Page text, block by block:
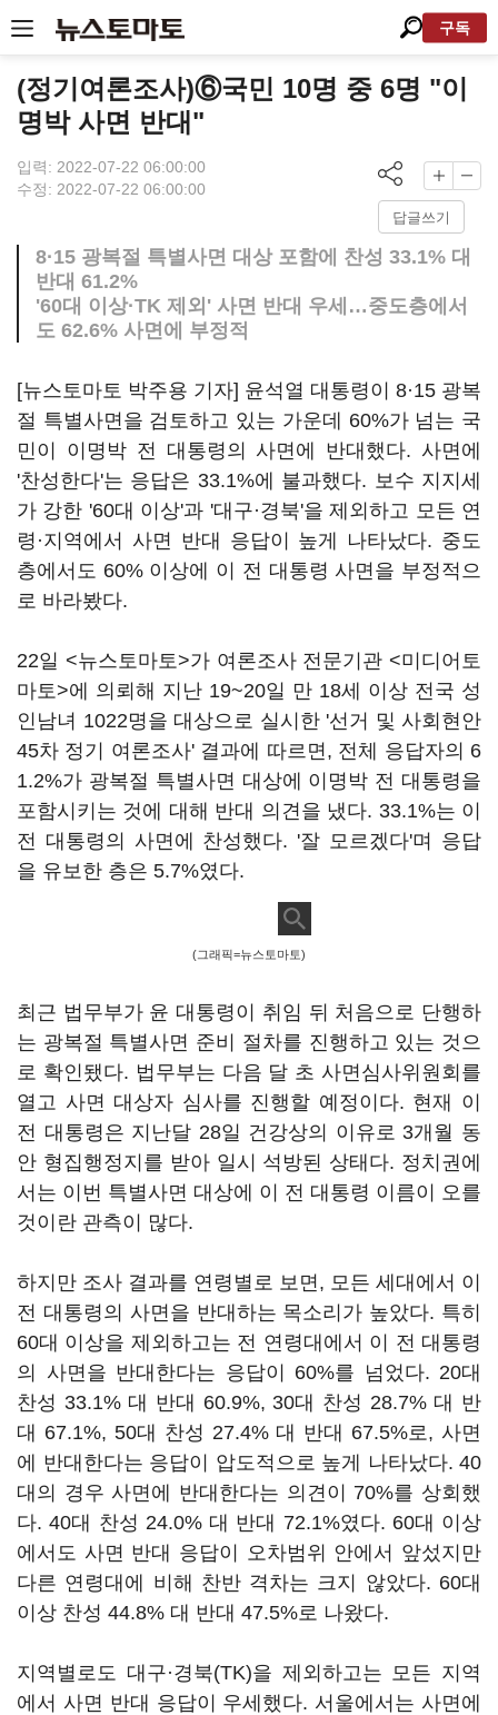
구독
(정기여론조사)⑥국민 10명 중 6명 "이
명박 사면 반대"
입력: 2022-07-22 06:00:00
수정: 2022-07-22 06:00:00
답글쓰기
8·15 광복절 특별사면 대상 포함에 찬성 33.1% 대
반대 61.2%
'60대 이상·TK 제외' 사면 반대 우세…중도층에서
도 62.6% 사면에 부정적
[뉴스토마토 박주용 기자] 윤석열 대통령이 8·15 광복
절 특별사면을 검토하고 있는 가운데 60%가 넘는 국
민이 이명박 전 대통령의 사면에 반대했다. 사면에
'찬성한다'는 응답은 33.1%에 불과했다. 보수 지지세
가 강한 '60대 이상'과 '대구·경북'을 제외하고 모든 연
령·지역에서 사면 반대 응답이 높게 나타났다. 중도
층에서도 60% 이상에 이 전 대통령 사면을 부정적으
로 바라봤다.
22일 <뉴스토마토>가 여론조사 전문기관 <미디어토
마토>에 의뢰해 지난 19~20일 만 18세 이상 전국 성
인남녀 1022명을 대상으로 실시한 '선거 및 사회현안
45차 정기 여론조사' 결과에 따르면, 전체 응답자의 6
1.2%가 광복절 특별사면 대상에 이명박 전 대통령을
포함시키는 것에 대해 반대 의견을 냈다. 33.1%는 이
전 대통령의 사면에 찬성했다. '잘 모르겠다'며 응답
을 유보한 층은 5.7%였다.
(그래픽=뉴스토마토)
최근 법무부가 윤 대통령이 취임 뒤 처음으로 단행하
는 광복절 특별사면 준비 절차를 진행하고 있는 것으
로 확인됐다. 법무부는 다음 달 초 사면심사위원회를
열고 사면 대상자 심사를 진행할 예정이다. 현재 이
전 대통령은 지난달 28일 건강상의 이유로 3개월 동
안 형집행정지를 받아 일시 석방된 상태다. 정치권에
서는 이번 특별사면 대상에 이 전 대통령 이름이 오를
것이란 관측이 많다.
하지만 조사 결과를 연령별로 보면, 모든 세대에서 이
전 대통령의 사면을 반대하는 목소리가 높았다. 특히
60대 이상을 제외하고는 전 연령대에서 이 전 대통령
의 사면을 반대한다는 응답이 60%를 넘었다. 20대
찬성 33.1% 대 반대 60.9%, 30대 찬성 28.7% 대 반
대 67.1%, 50대 찬성 27.4% 대 반대 67.5%로, 사면
에 반대한다는 응답이 압도적으로 높게 나타났다. 40
대의 경우 사면에 반대한다는 의견이 70%를 상회했
다. 40대 찬성 24.0% 대 반대 72.1%였다. 60대 이상
에서도 사면 반대 응답이 오차범위 안에서 앞섰지만
다른 연령대에 비해 찬반 격차는 크지 않았다. 60대
이상 찬성 44.8% 대 반대 47.5%로 나왔다.
지역별로도 대구·경북(TK)을 제외하고는 모든 지역
에서 사면 반대 응답이 우세했다. 서울에서는 사면에